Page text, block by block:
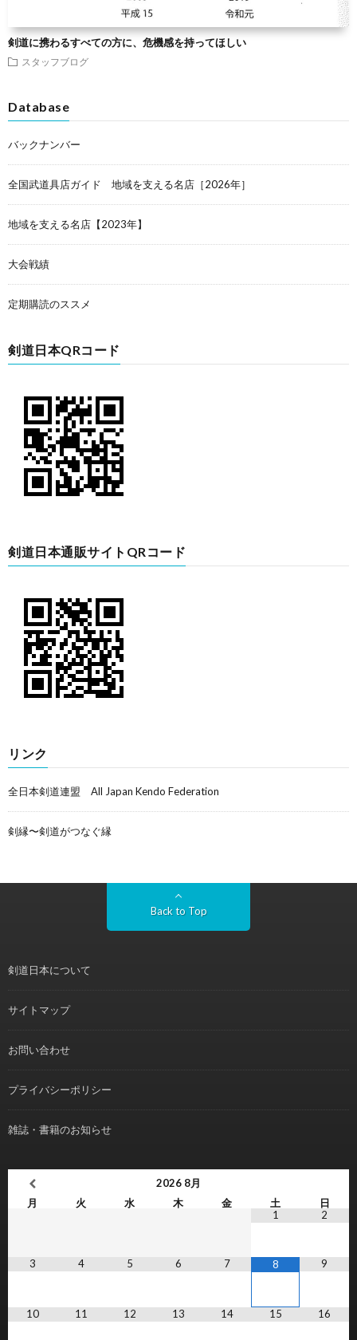
剣道に携わるすべての方に、危機感を持ってほしい
スタッフブログ
Database
バックナンバー
全国武道具店ガイド 地域を支える名店［2026年］
地域を支える名店【2023年】
大会戦績
定期購読のススメ
剣道日本QRコード
剣道日本通販サイトQRコード
リンク
全日本剣道連盟 All Japan Kendo Federation
剣縁〜剣道がつなぐ縁
Back to Top
剣道日本について
サイトマップ
お問い合わせ
プライバシーポリシー
雑誌・書籍のお知らせ
2026 8月
月
火 水 木 金 土
日
1
2
3 4 5 6 7 8 9
10 11 12 13 14 15 16